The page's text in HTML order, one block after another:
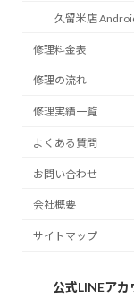
久留米店
修理料金表
修理の流れ
修理実績一覧
よくある質問
お問い合わせ
会社概要
サイトマップ
公式LINEアカ